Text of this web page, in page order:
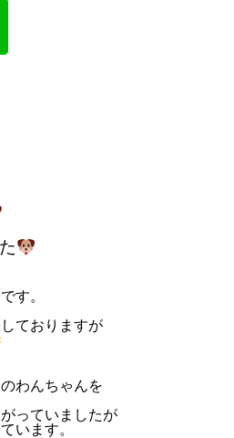
す。
ておりますが
わんちゃんを
っていましたが
います。